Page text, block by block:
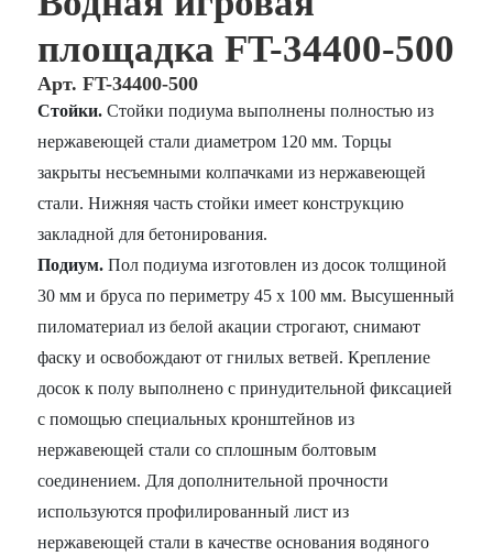
площадка FT-34400-500
Арт. FT-34400-500
Стойки.Стойки подиума выполнены полностью из
нержавеющей стали диаметром 120 мм. Торцы
закрыты несъемными колпачками из нержавеющей
стали. Нижняя часть стойки имеет конструкцию
закладной для бетонирования.
Подиум.Пол подиума изготовлен из досок толщиной
30 мм и бруса по периметру 45 х 100 мм. Высушенный
пиломатериал из белой акации строгают, снимают
фаску и освобождают от гнилых ветвей. Крепление
досок к полу выполнено с принудительной фиксацией
с помощью специальных кронштейнов из
нержавеющей стали со сплошным болтовым
соединением. Для дополнительной прочности
используются профилированный лист из
нержавеющей стали в качестве основания водяного